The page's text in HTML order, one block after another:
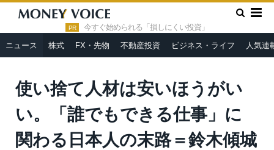
PR 今すぐ始められる「損しにくい投資」
ニュース 株式 FX・先物 不動産投資 ビジネス・ライフ 人気連
HOME » ニュース »
使い捨て人材は安いほうがいい。「誰でも
できる仕事」に関わる日本人の末路＝鈴木傾城
使い捨て人材は安いほうがい
い。「誰でもできる仕事」に
関わる日本人の末路＝鈴木傾城